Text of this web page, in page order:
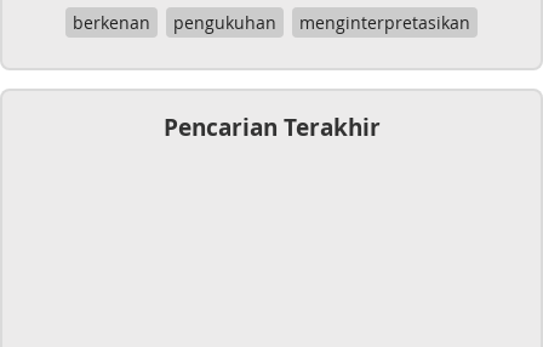
berkenan
pengukuhan menginterpretasikan
Pencarian Terakhir